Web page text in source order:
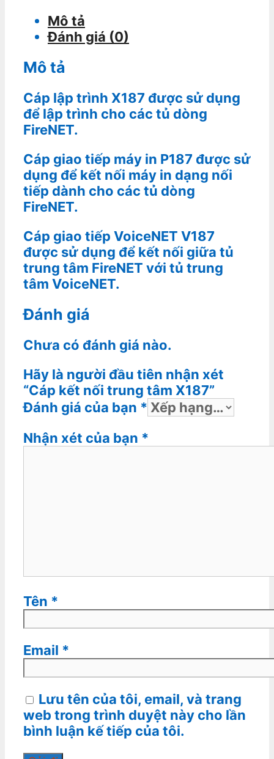
Mô tả
Đánh giá (0)
Mô tả
Cáp lập trình X187 được sử dụng
để lập trình cho các tủ dòng
FireNET.
Cáp giao tiếp máy in P187 được sử
dụng để kết nối máy in dạng nối
tiếp dành cho các tủ dòng
FireNET.
Cáp giao tiếp VoiceNET V187
được sử dụng để kết nối giữa tủ
trung tâm FireNET với tủ trung
tâm VoiceNET.
Đánh giá
Chưa có đánh giá nào.
Hãy là người đầu tiên nhận xét
“Cáp kết nối trung tâm X187”
Đánh giá của bạn *
Nhận xét của bạn *
Tên *
Email *
Lưu tên của tôi, email, và trang
web trong trình duyệt này cho lần
bình luận kế tiếp của tôi.